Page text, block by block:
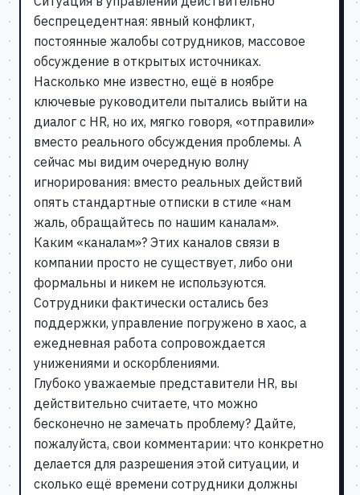
беспрецедентная: явный конфликт,
постоянные жалобы сотрудников, массовое
обсуждение в открытых источниках.
Насколько мне известно, ещё в ноябре
ключевые руководители пытались выйти на
диалог с HR, но их, мягко говоря, «отправили»
вместо реального обсуждения проблемы. А
сейчас мы видим очередную волну
игнорирования: вместо реальных действий
опять стандартные отписки в стиле «нам
жаль, обращайтесь по нашим каналам».
Каким «каналам»? Этих каналов связи в
компании просто не существует, либо они
формальны и никем не используются.
Сотрудники фактически остались без
поддержки, управление погружено в хаос, а
ежедневная работа сопровождается
унижениями и оскорблениями.
Глубоко уважаемые представители HR, вы
действительно считаете, что можно
бесконечно не замечать проблему? Дайте,
пожалуйста, свои комментарии: что конкретно
делается для разрешения этой ситуации, и
сколько ещё времени сотрудники должны